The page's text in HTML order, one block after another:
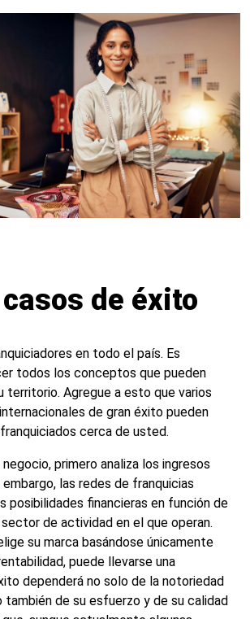
de éxito
en todo el país. Es
todos los conceptos que pueden
territorio. Agregue a esto que varios
de gran éxito pueden
cerca de usted.
negocio, primero analiza los ingresos
las redes de franquicias
posibilidades financieras en función de
de actividad en el que operan.
su marca basándose únicamente
puede llevarse una
dependerá no solo de la notoriedad
también de su esfuerzo y de su calidad